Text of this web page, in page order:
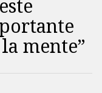
mente”